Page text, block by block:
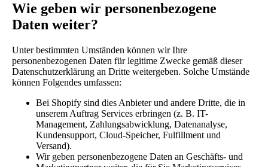
Wie geben wir personenbezogene
Daten weiter?
Unter bestimmten Umständen können wir Ihre
personenbezogenen Daten für legitime Zwecke gemäß dieser
Datenschutzerklärung an Dritte weitergeben. Solche Umstände
können Folgendes umfassen:
Bei Shopify sind dies Anbieter und andere Dritte, die in
unserem Auftrag Services erbringen (z. B. IT-
Management, Zahlungsabwicklung, Datenanalyse,
Kundensupport, Cloud-Speicher, Fulfillment und
Versand).
Wir geben personenbezogene Daten an Geschäfts- und